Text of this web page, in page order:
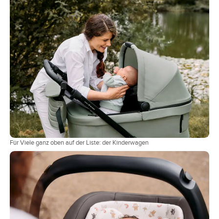
Für Viele ganz oben auf der Liste: der Kinderwagen